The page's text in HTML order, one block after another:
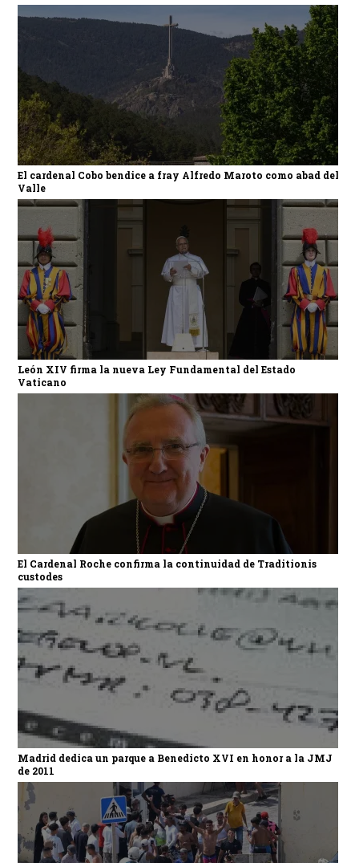
El cardenal Cobo bendice a fray Alfredo Maroto como abad del
Valle
León XIV firma la nueva Ley Fundamental del Estado
Vaticano
El Cardenal Roche confirma la continuidad de Traditionis
custodes
Madrid dedica un parque a Benedicto XVI en honor a la JMJ
de 2011